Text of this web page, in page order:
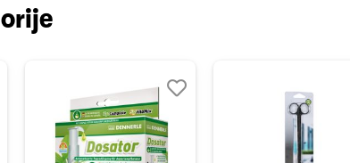
u
listu
želja